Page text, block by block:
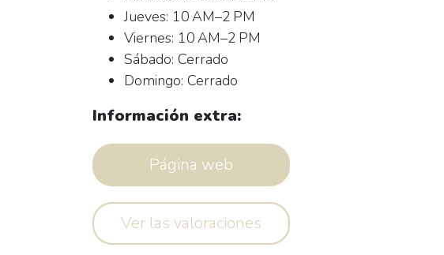
Jueves: 10 AM–2 PM
Viernes: 10 AM–2 PM
Sábado: Cerrado
Domingo: Cerrado
Información extra:
Página web
Ver las valoraciones